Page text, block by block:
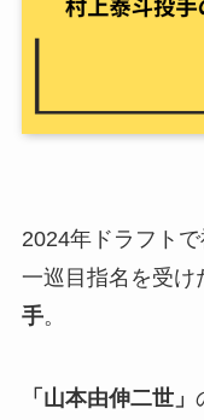
2024年ドラフト
一巡目指名を受け
手。
「山本由伸二世」